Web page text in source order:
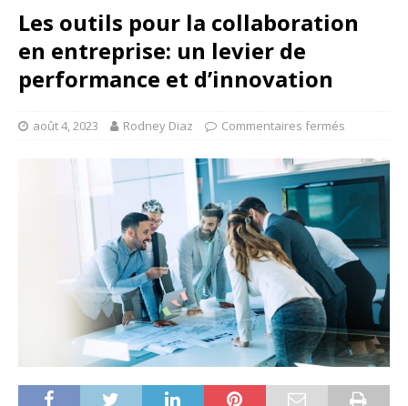
Les outils pour la collaboration
en entreprise: un levier de
performance et d’innovation
août 4, 2023 Rodney Diaz Commentaires fermés